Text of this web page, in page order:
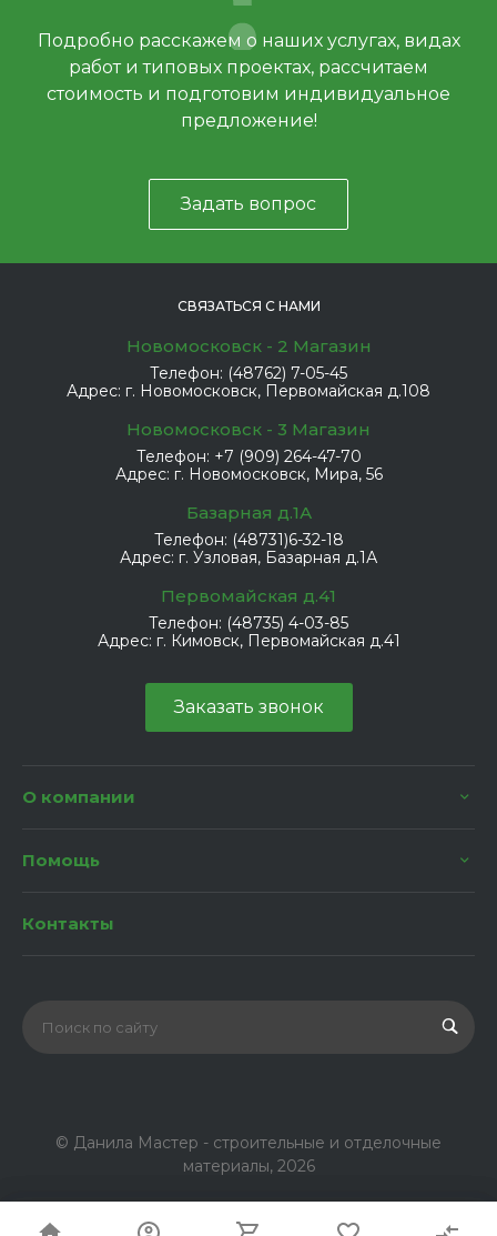
Подробно расскажем о наших услугах, видах
работ и типовых проектах, рассчитаем
стоимость и подготовим индивидуальное
предложение!
Задать вопрос
СВЯЗАТЬСЯ С НАМИ
Новомосковск - 2 Магазин
Телефон: (48762) 7-05-45
Адрес: г. Новомосковск, Первомайская д.108
Новомосковск - 3 Магазин
Телефон: +7 (909) 264-47-70
Адрес: г. Новомосковск, Мира, 56
Базарная д.1А
Телефон: (48731)6-32-18
Адрес: г. Узловая, Базарная д.1А
Первомайская д.41
Телефон: (48735) 4-03-85
Адрес: г. Кимовск, Первомайская д.41
Заказать звонок
О компании
Помощь
Контакты
© Данила Мастер - строительные и отделочные
материалы, 2026